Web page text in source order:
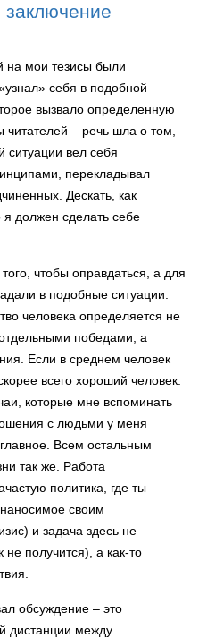
на мои тезисы были
себя в подобной
вызвало определенную
читателей – речь шла о том,
ситуации вел себя
перекладывал
Дескать, как
я должен сделать себе
чтобы оправдаться, а для
в подобные ситуации:
человека определяется не
победами, а
Если в среднем человек
всего хороший человек.
которые мне вспоминать
с людьми у меня
Всем остальным
так же. Работа
политика, где ты
своим
и задача здесь не
не получится), а как-то
обсуждение – это
дистанции между